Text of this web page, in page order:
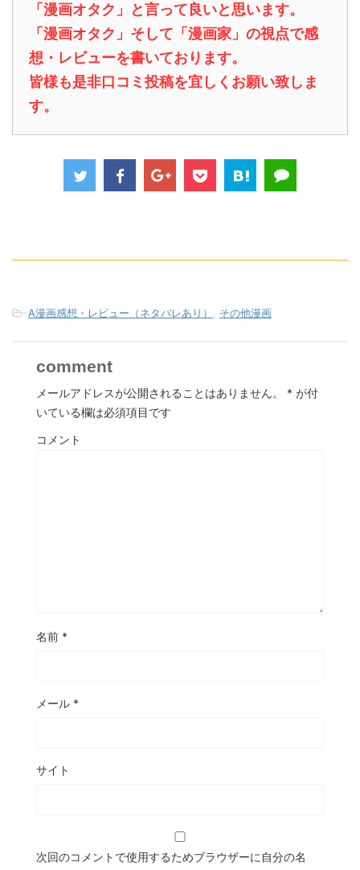
「漫画オタク」と言って良いと思います。
「漫画オタク」そして「漫画家」の視点で感
想・レビューを書いております。
皆様も是非口コミ投稿を宜しくお願い致しま
す。
-A漫画感想・レビュー（ネタバレあり） その他漫画
comment
メールアドレスが公開されることはありません。 * が付
いている欄は必須項目です
コメント
名前 *
メール *
サイト
次回のコメントで使用するためブラウザーに自分の名